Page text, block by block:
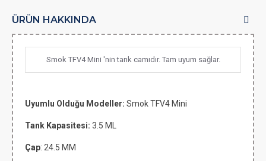
ÜRÜN HAKKINDA
Smok TFV4 Mini 'nin tank camıdır. Tam uyum sağlar.
Uyumlu Olduğu Modeller: Smok TFV4 Mini
Tank Kapasitesi: 3.5 ML
Çap: 24.5 MM